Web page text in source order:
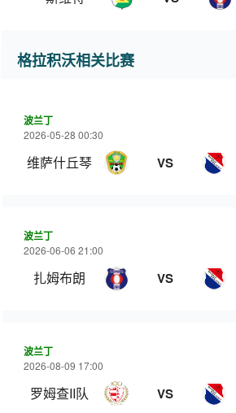
格拉积沃相关比赛
波兰丁
2026-05-28 00:30
维萨什丘琴 VS
波兰丁
2026-06-06 21:00
扎姆布朗 VS
波兰丁
2026-08-09 17:00
罗姆查II队 VS